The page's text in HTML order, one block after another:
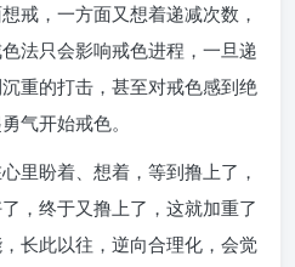
戒，一方面又想着递减次数，
法只会影响戒色进程，一旦递
重的打击，甚至对戒色感到绝
气开始戒色。
里盼着、想着，等到撸上了，
，终于又撸上了，这就加重了
长此以往，逆向合理化，会觉